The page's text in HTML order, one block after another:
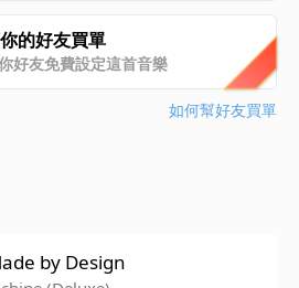
的好友買單
好友免費設定這首音樂
如何幫好友買單
by Design